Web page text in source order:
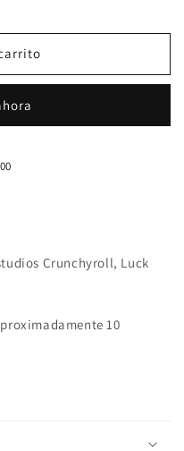
Crunchyroll, Luck
10